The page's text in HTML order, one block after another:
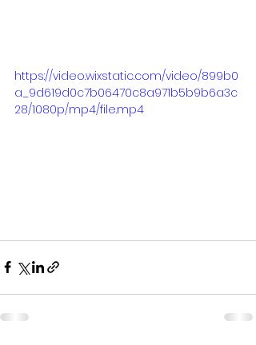
https://video.wixstatic.com/video/899b0
a_9d619d0c7b06470c8a971b5b9b6a3c
28/1080p/mp4/file.mp4